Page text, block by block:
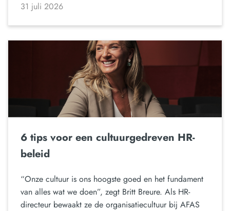
31 juli 2026
6 tips voor een cultuurgedreven HR-
beleid
“Onze cultuur is ons hoogste goed en het fundament
van alles wat we doen”, zegt Britt Breure. Als HR-
directeur bewaakt ze de organisatiecultuur bij AFAS